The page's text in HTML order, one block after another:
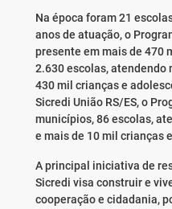
Na época foram 21
anos de atuação, o
presente em mais de 470
2.630 escolas, atendendo
430 mil crianças e
Sicredi União RS/ES, o
municípios, 86 escolas,
e mais de 10 mil crianças
A principal iniciativa de
Sicredi visa construir e
cooperação e cidadania,